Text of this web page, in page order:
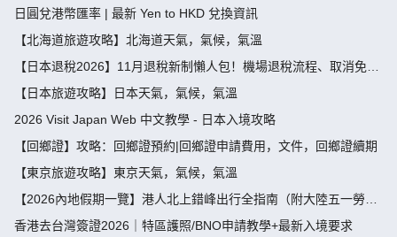
日圓兌港幣匯率 | 最新 Yen to HKD 兌換資訊
【北海道旅遊攻略】北海道天氣，氣候，氣溫
【日本退稅2026】11月退稅新制懶人包！機場退稅流程、取消免稅
袋及限額全攻略 - 永安旅遊
【日本旅遊攻略】日本天氣，氣候，氣溫
2026 Visit Japan Web 中文教學 - 日本入境攻略
【回鄉證】攻略：回鄉證預約|回鄉證申請費用，文件，回鄉證續期
【東京旅遊攻略】東京天氣，氣候，氣溫
【2026內地假期一覽】港人北上錯峰出行全指南（附大陸五一勞動
節，端午節假期攻略）
香港去台灣簽證2026｜特區護照/BNO申請教學+最新入境要求